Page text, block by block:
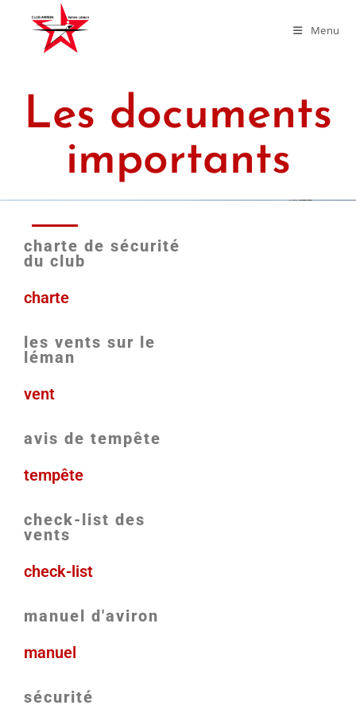
Menu
Les documents
importants
charte de sécurité
du club
charte
les vents sur le
léman
vent
avis de tempête
tempête
check-list des
vents
check-list
manuel d'aviron
manuel
sécurité